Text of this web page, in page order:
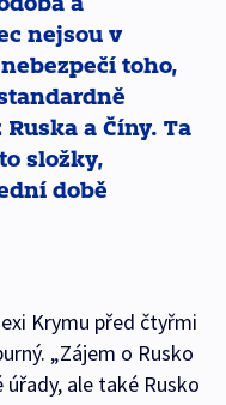
nejsou v
toho,
a Číny. Ta
složky,
době
Krymu před čtyřmi
„Zájem o Rusko
ale také Rusko